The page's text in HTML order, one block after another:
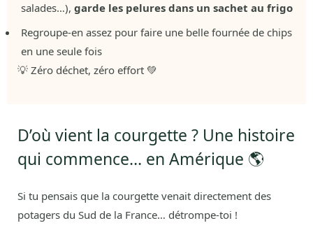
salades…), garde les pelures dans un sachet au frigo
Regroupe-en assez pour faire une belle fournée de chips
en une seule fois
💡 Zéro déchet, zéro effort 💚
D’où vient la courgette ? Une histoire
qui commence… en Amérique 🌎
Si tu pensais que la courgette venait directement des
potagers du Sud de la France… détrompe-toi !